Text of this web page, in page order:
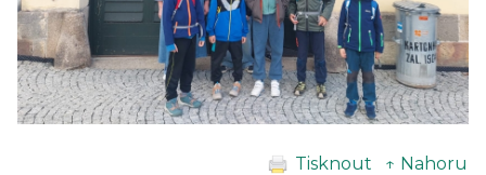
Tisknout ↑ Nahoru